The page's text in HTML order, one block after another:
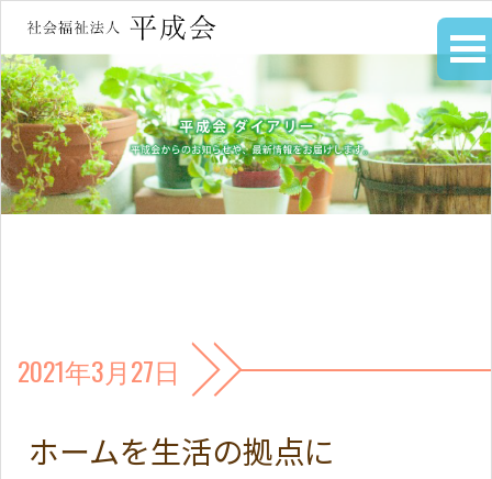
2021年3月27日
ホームを生活の拠点に